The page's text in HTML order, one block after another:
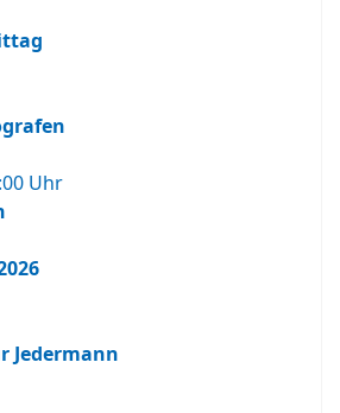
Uhr
Jedermann